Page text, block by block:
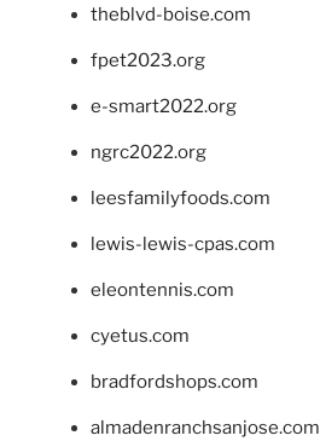
theblvd-boise.com
fpet2023.org
e-smart2022.org
ngrc2022.org
leesfamilyfoods.com
lewis-lewis-cpas.com
eleontennis.com
cyetus.com
bradfordshops.com
almadenranchsanjose.com